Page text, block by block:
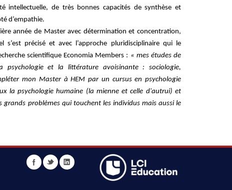
intellectuelle, de très bonnes capacités de synthèse et
d’empathie.
année de Master avec détermination et concentration,
précisé et avec l’approche pluridisciplinaire qui le
scientifique Economia Members : « mes études de
et la littérature avoisinante : sociologie,
mon Master à HEM par un cursus en psychologie
la psychologie humaine (la mienne et celle d'autrui) et
problèmes qui touchent les individus mais aussi le